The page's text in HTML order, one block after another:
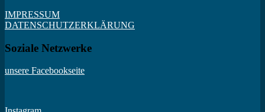
IMPRESSUM
DATENSCHUTZERKLÄRUNG
Soziale Netzwerke
unsere Facebookseite